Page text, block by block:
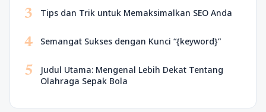
3 Tips dan Trik untuk Memaksimalkan SEO Anda
4 Semangat Sukses dengan Kunci “{keyword}”
5
Judul Utama: Mengenal Lebih Dekat Tentang
Olahraga Sepak Bola